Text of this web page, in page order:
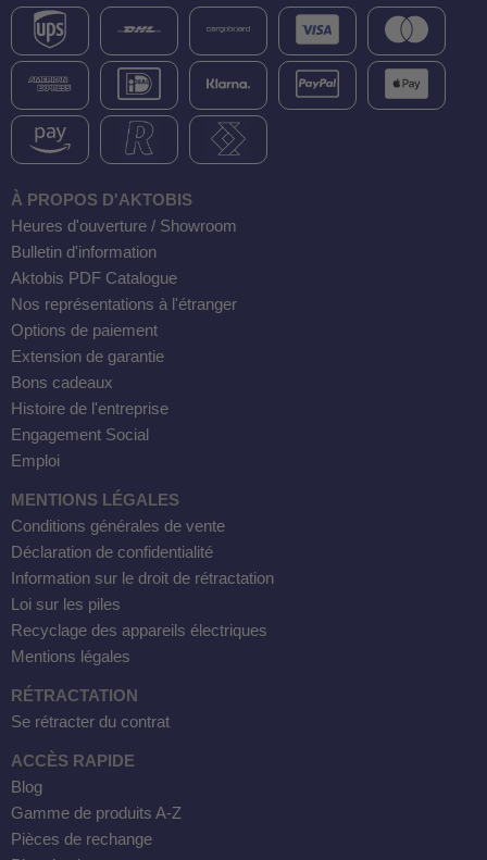
À PROPOS D'AKTOBIS
Heures d'ouverture / Showroom
Bulletin d'information
Aktobis PDF Catalogue
Nos représentations à l'étranger
Options de paiement
Extension de garantie
Bons cadeaux
Histoire de l'entreprise
Engagement Social
Emploi
MENTIONS LÉGALES
Conditions générales de vente
Déclaration de confidentialité
Information sur le droit de rétractation
Loi sur les piles
Recyclage des appareils électriques
Mentions légales
RÉTRACTATION
Se rétracter du contrat
ACCÈS RAPIDE
Blog
Gamme de produits A-Z
Pièces de rechange